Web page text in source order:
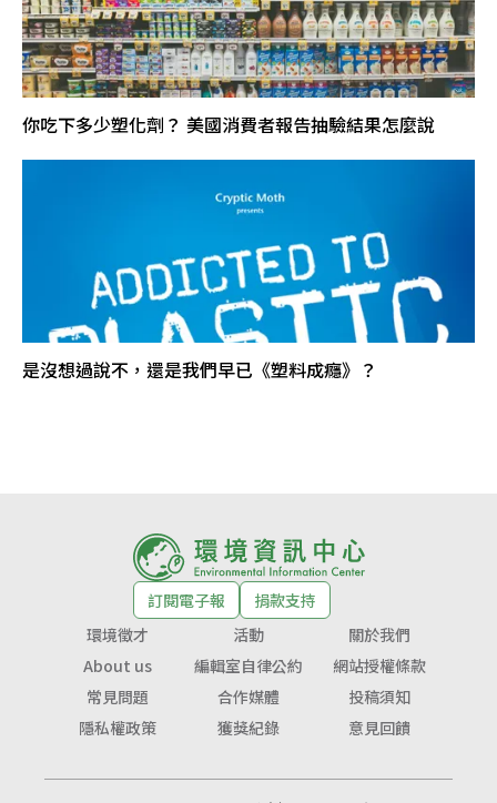
你吃下多少塑化劑？ 美國消費者報告抽驗結果怎麼說
是沒想過說不，還是我們早已《塑料成癮》？
訂閱電子報
捐款支持
環境徵才
活動
關於我們
About us
編輯室自律公約
網站授權條款
常見問題
合作媒體
投稿須知
隱私權政策
獲獎紀錄 意見回饋